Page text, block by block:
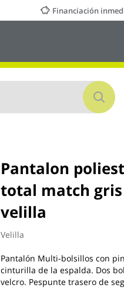
Financiación
Pantalon
total match
velilla
Velilla
Pantalón Multi-bolsillos con
cinturilla de la espalda. Dos
velcro. Pespunte trasero de